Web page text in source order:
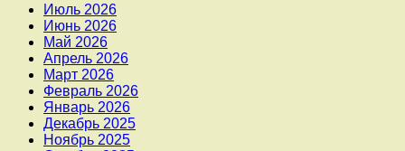
Июль 2026
Июнь 2026
Май 2026
Апрель 2026
Март 2026
Февраль 2026
Январь 2026
Декабрь 2025
Ноябрь 2025